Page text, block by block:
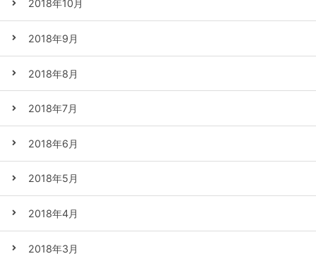
2018年10月
2018年9月
2018年8月
2018年7月
2018年6月
2018年5月
2018年4月
2018年3月